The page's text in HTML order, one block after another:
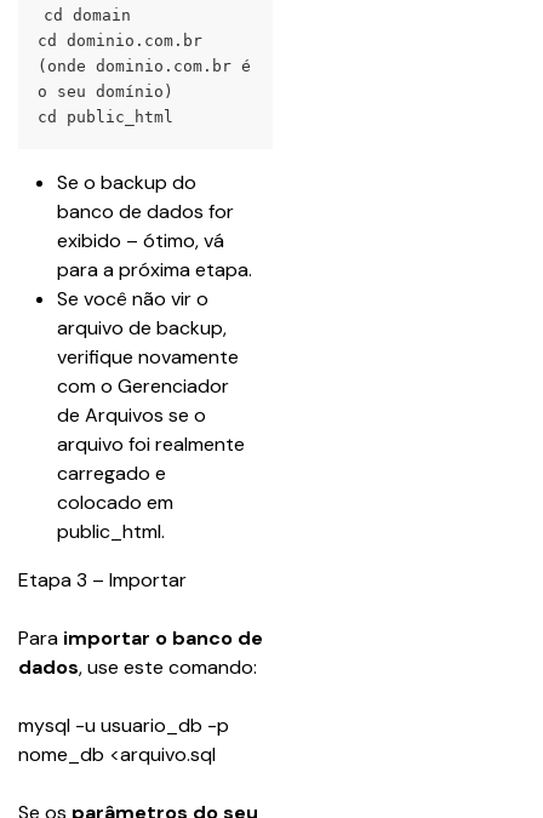
cd domain
cd dominio.com.br
(onde dominio.com.br é
o seu domínio)
cd public_html
Se o backup do
banco de dados for
exibido – ótimo, vá
para a próxima etapa.
Se você não vir o
arquivo de backup,
verifique novamente
com o Gerenciador
de Arquivos se o
arquivo foi realmente
carregado e
colocado em
public_html.
Etapa 3 – Importar
Para importar o banco de
dados, use este comando:
mysql -u usuario_db -p
nome_db <arquivo.sql
Se os parâmetros do seu